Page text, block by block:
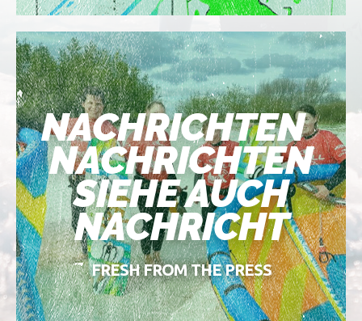
NACHRICHTEN
NACHRICHTEN
SIEHE AUCH
NACHRICHT
FRESH FROM THE PRESS